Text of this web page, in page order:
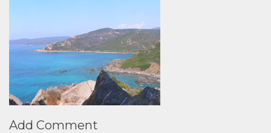
Add Comment